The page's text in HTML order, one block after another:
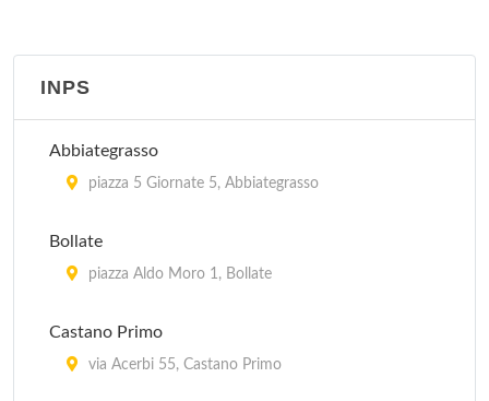
INPS
Abbiategrasso
piazza 5 Giornate 5, Abbiategrasso
Bollate
piazza Aldo Moro 1, Bollate
Castano Primo
via Acerbi 55, Castano Primo